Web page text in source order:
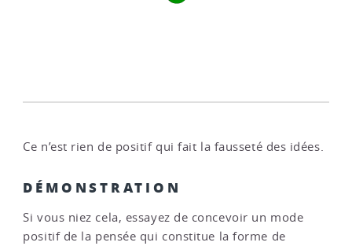
Ce n’est rien de positif qui fait la fausseté des idées.
DÉMONSTRATION
Si vous niez cela, essayez de concevoir un mode
positif de la pensée qui constitue la forme de